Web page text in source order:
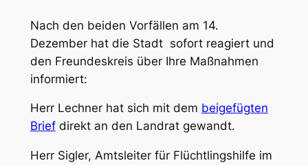
Nach den beiden Vorfällen am 14.
Dezember hat die Stadt sofort reagiert und
den Freundeskreis über Ihre Maßnahmen
informiert:
Herr Lechner hat sich mit dem beigefügten
Briefdirekt an den Landrat gewandt.
Herr Sigler, Amtsleiter für Flüchtlingshilfe im